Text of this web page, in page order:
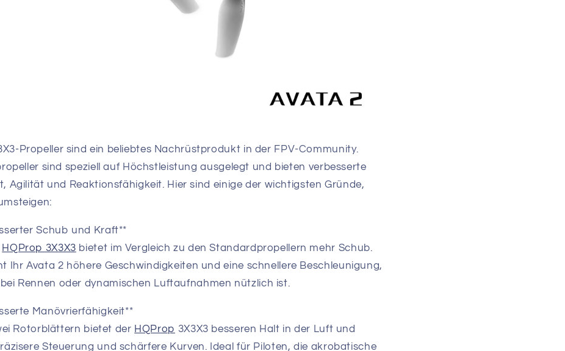
Propeller sind ein beliebtes Nachrüstprodukt in der FPV-Community.
sind speziell auf Höchstleistung ausgelegt und bieten verbesserte
Agilität und Reaktionsfähigkeit. Hier sind einige der wichtigsten Gründe,
Schub und Kraft**
HQProp 3X3X3 bietet im Vergleich zu den Standardpropellern mehr Schub.
Ihr Avata 2 höhere Geschwindigkeiten und eine schnellere Beschleunigung,
Rennen oder dynamischen Luftaufnahmen nützlich ist.
Manövrierfähigkeit**
Rotorblättern bietet der HQProp 3X3X3 besseren Halt in der Luft und
Steuerung und schärfere Kurven. Ideal für Piloten, die akrobatische